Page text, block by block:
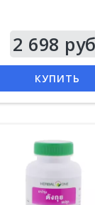
2 698
КУПИТЬ